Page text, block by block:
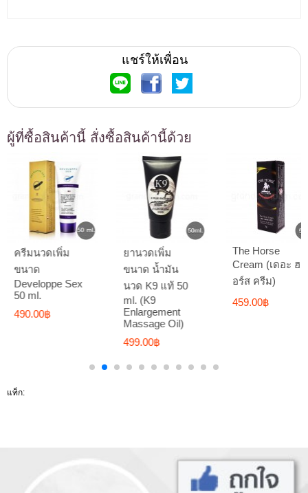
แชร์ให้เพื่อน
ผู้ที่ซื้อสินค้านี้ สั่งซื้อสินค้านี้ด้วย
ครีมนวดเพิ่ม
ขนาด
Developpe Sex
50 ml.
490.00฿
ยานวดเพิ่ม
ขนาด น้ำมัน
นวด K9 แท้ 50
ml. (K9
Enlargement
Massage Oil)
499.00฿
The Horse
Cream (เดอะ ฮ
อร์ส ครีม)
459.00฿
แท็ก: